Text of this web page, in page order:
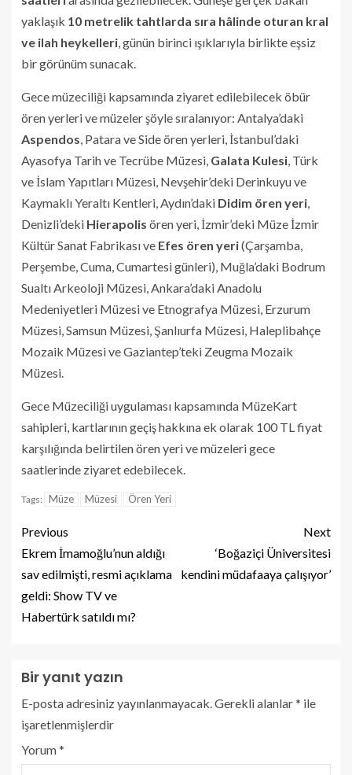
yaklaşık 10 metrelik tahtlarda sıra hâlinde oturan kral
ve ilah heykelleri, günün birinci ışıklarıyla birlikte eşsiz
bir görünüm sunacak.
Gece müzeciliği kapsamında ziyaret edilebilecek öbür
ören yerleri ve müzeler şöyle sıralanıyor: Antalya’daki
Aspendos, Patara ve Side ören yerleri, İstanbul’daki
Ayasofya Tarih ve Tecrübe Müzesi, Galata Kulesi, Türk
ve İslam Yapıtları Müzesi, Nevşehir’deki Derinkuyu ve
Kaymaklı Yeraltı Kentleri, Aydın’daki Didim ören yeri,
Denizli’deki Hierapolis ören yeri, İzmir’deki Müze İzmir
Kültür Sanat Fabrikası ve Efes ören yeri(Çarşamba,
Perşembe, Cuma, Cumartesi günleri), Muğla’daki Bodrum
Sualtı Arkeoloji Müzesi, Ankara’daki Anadolu
Medeniyetleri Müzesi ve Etnografya Müzesi, Erzurum
Müzesi, Samsun Müzesi, Şanlıurfa Müzesi, Haleplibahçe
Mozaik Müzesi ve Gaziantep’teki Zeugma Mozaik
Müzesi.
Gece Müzeciliği uygulaması kapsamında MüzeKart
sahipleri, kartlarının geçiş hakkına ek olarak 100 TL fiyat
karşılığında belirtilen ören yeri ve müzeleri gece
saatlerinde ziyaret edebilecek.
Tags: Müze Müzesi Ören Yeri
Previous
Ekrem İmamoğlu’nun aldığı
sav edilmişti, resmi açıklama
geldi: Show TV ve
Habertürk satıldı mı?
Next
‘Boğaziçi Üniversitesi
kendini müdafaaya çalışıyor’
Bir yanıt yazın
E-posta adresiniz yayınlanmayacak.Gerekli alanlar* ile
işaretlenmişlerdir
Yorum*